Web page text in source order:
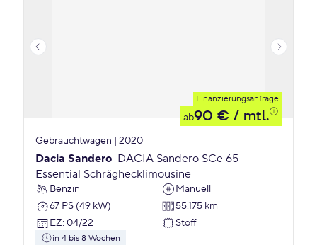
Finanzierungsanfrage
ab90 € / mtl.
Gebrauchtwagen | 2020
Dacia Sandero DACIA Sandero SCe 65
Essential Schräghecklimousine
Benzin
Manuell
67 PS (49 kW)
55.175 km
EZ: 04/22 Stoff
in 4 bis 8 Wochen